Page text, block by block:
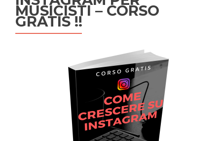
MUSICISTI – CORSO
GRATIS !!